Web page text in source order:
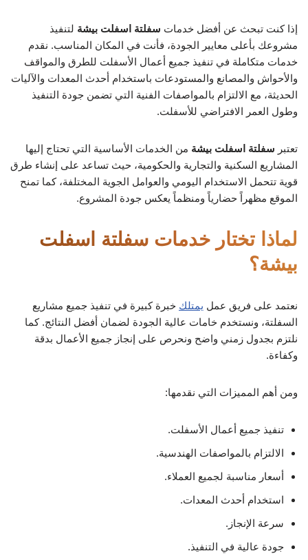
إذا كنت تبحث عن أفضل خدمات سفلتة اسفلت بيشة لتنفيذ
مشروعك بأعلى معايير الجودة، فأنت في المكان المناسب. نقدم
خدمات متكاملة في تنفيذ جميع أعمال الأسفلت للطرق والمواقف
والأحواش والمصانع والمستودعات باستخدام أحدث المعدات والآليات
الحديثة، مع الالتزام بالمواصفات الفنية التي تضمن جودة التنفيذ
وطول العمر الافتراضي للأسفلت.
تعتبر سفلتة اسفلت بيشة من الخدمات الأساسية التي تحتاج إليها
المشاريع السكنية والتجارية والحكومية، حيث تساعد على إنشاء طرق
قوية تتحمل الاستخدام اليومي والعوامل الجوية المختلفة، كما تمنح
الموقع مظهراً حضارياً ومنظماً يعكس جودة المشروع.
لماذا تختار خدمات سفلتة اسفلت
بيشة؟
نعتمد على فريق عمل يمتلك خبرة كبيرة في تنفيذ جميع مشاريع
السفلتة، ونستخدم خامات عالية الجودة لضمان أفضل النتائج. كما
نلتزم بجدول زمني واضح ونحرص على إنجاز جميع الأعمال بدقة
وكفاءة.
ومن أهم المميزات التي نقدمها:
تنفيذ جميع أعمال الأسفلت.
الالتزام بالمواصفات الهندسية.
أسعار مناسبة لجميع العملاء.
استخدام أحدث المعدات.
سرعة الإنجاز.
جودة عالية في التنفيذ.